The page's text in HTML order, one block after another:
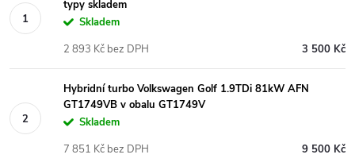
typy skladem
Skladem
3 500 Kč
2 893 Kč bez DPH
Hybridní turbo Volkswagen Golf 1.9TDi 81kW AFN
GT1749VB v obalu GT1749V
Skladem
9 500 Kč
7 851 Kč bez DPH